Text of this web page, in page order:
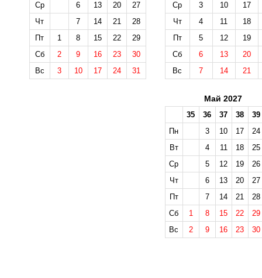
Ср
6 13 20
27
Чт
7 14 21
28
Пт
1 8 15 22
29
Сб
2 9 16 23
30
Вс
3 10 17 24 31
Ср
3 10
17
Чт
4 11
18
Пт
5 12
19
Сб
6 13
20
Вс
7 14 21
Май 2027
35 36 37 38
39
Пн
3 10 17
24
Вт
4 11 18
25
Ср
5 12 19
26
Чт
6 13 20
27
Пт
7 14 21
28
Сб
1 8 15 22
29
Вс
2 9 16 23 30